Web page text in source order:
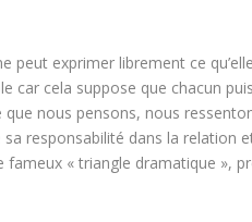
peut exprimer librement ce
car cela suppose que chacun
nous pensons, nous
responsabilité dans la relation
« triangle dramatique »,